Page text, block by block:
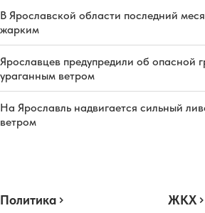
В Ярославской области последний
жарким
Ярославцев предупредили об опасной
ураганным ветром
На Ярославль надвигается сильный
ветром
Политика ЖКХ